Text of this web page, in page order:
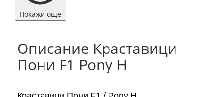
Покажи още
Описание Краставици
Пони F1 Pony H